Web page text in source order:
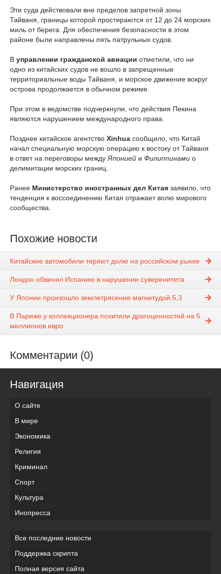
Эти суда действовали вне пределов запретной зоны
Тайваня, границы которой простираются от 12 до 24 морских
миль от берега. Для обеспечения безопасности в этом
районе были направлены пять патрульных судов.
В управлении гражданской авиации отметили, что ни
одно из китайских судов не вошло в запрещенные
территориальные воды Тайваня, и морское движение вокруг
острова продолжается в обычном режиме.
При этом в ведомстве подчеркнули, что действия Пекина
являются нарушением международного права.
Позднее китайское агентство Xinhua сообщило, что Китай
начал специальную морскую операцию к востоку от Тайваня
в ответ на переговоры между Японией и Филиппинами о
делимитации морских границ.
Ранее Министерство иностранных дел Китая заявило, что
тенденция к воссоединению Китая отражает волю мирового
сообщества.
Похожие новости
Китайские автомобили теряют долю на российском рынке
Лондон обвинил Испанию в нарушении суверенитета
У Японии произошло землетрясение магнитудой 5,3
В Париже у коллекционера похитили драгоценностей на 5
миллионов евро
Комментарии (0)
Навигация
О сайте
В мире
Экономика
Религия
Криминал
Спорт
Культура
Инопресса
Все последние новости
Поддержка скрипта
Полная версия сайта